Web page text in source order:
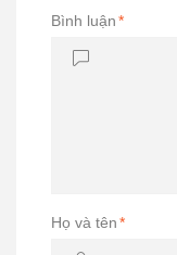
Bình luận*
Họ và tên*